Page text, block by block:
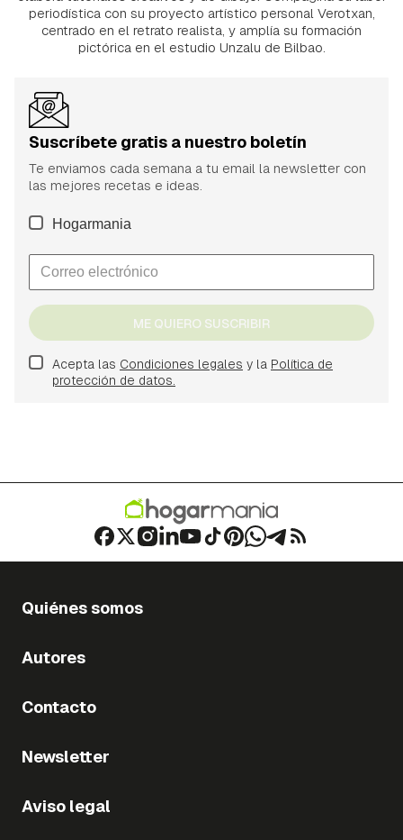
periodística con su proyecto artístico personal Verotxan,
centrado en el retrato realista, y amplía su formación
pictórica en el estudio Unzalu de Bilbao.
Suscríbete gratis a nuestro boletín
Te enviamos cada semana a tu email la newsletter con
las mejores recetas e ideas.
Hogarmania
ME QUIERO SUSCRIBIR
Acepta las Condiciones legales y la Política de
protección de datos.
Quiénes somos
Autores
Contacto
Newsletter
Aviso legal